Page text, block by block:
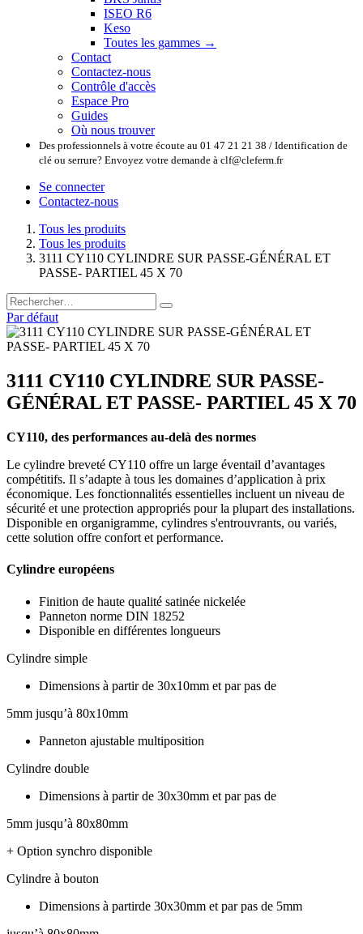
ISEO R6
Keso
Toutes les gammes →
Contact
Contactez-nous
Contrôle d'accès
Espace Pro
Guides
Où nous trouver
Des professionnels à votre écoute au 01 47 21 21 38 / Identification de
clé ou serrure? Envoyez votre demande à clf@cleferm.fr
Se connecter
Contactez-nous
Tous les produits
Tous les produits
3111 CY110 CYLINDRE SUR PASSE-GÉNÉRAL ET
PASSE- PARTIEL 45 X 70
Par défaut
3111 CY110 CYLINDRE SUR PASSE-
GÉNÉRAL ET PASSE- PARTIEL 45 X 70
CY110, des performances au-delà des normes
Le cylindre breveté CY110 offre un large éventail d’avantages
compétitifs. Il s’adapte à tous les domaines d’application à prix
économique. Les fonctionnalités essentielles incluent un niveau de
sécurité et une protection appropriés pour la plupart des installations.
Disponible en organigramme, cylindres s'entrouvrants, ou variés,
cette solution offre confort et performance.
Cylindre européens
Finition de haute qualité satinée nickelée
Panneton norme DIN 18252
Disponible en différentes longueurs
Cylindre simple
Dimensions à partir de 30x10mm et par pas de
5mm jusqu’à 80x10mm
Panneton ajustable multiposition
Cylindre double
Dimensions à partir de 30x30mm et par pas de
5mm jusqu’à 80x80mm
+ Option synchro disponible
Cylindre à bouton
Dimensions à partirde 30x30mm et par pas de 5mm